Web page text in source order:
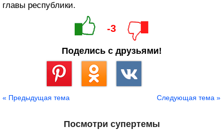
главы республики.
-3
Поделись с друзьями!
« Предыдущая тема Следующая тема »
Посмотри супертемы